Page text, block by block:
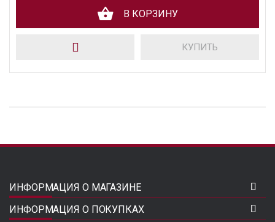
В КОРЗИНУ
КУПИТЬ
ИНФОРМАЦИЯ О МАГАЗИНЕ
ИНФОРМАЦИЯ О ПОКУПКАХ